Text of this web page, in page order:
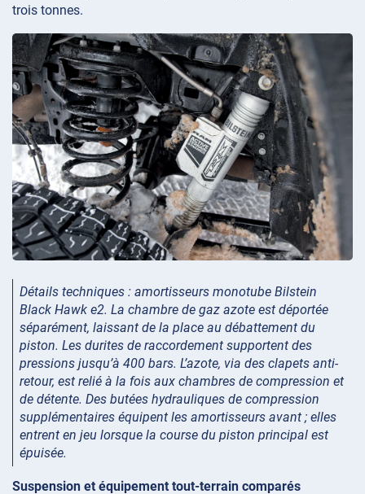
trois tonnes.
Détails techniques : amortisseurs monotube Bilstein
Black Hawk e2. La chambre de gaz azote est déportée
séparément, laissant de la place au débattement du
piston. Les durites de raccordement supportent des
pressions jusqu’à 400 bars. L’azote, via des clapets anti-
retour, est relié à la fois aux chambres de compression et
de détente. Des butées hydrauliques de compression
supplémentaires équipent les amortisseurs avant ; elles
entrent en jeu lorsque la course du piston principal est
épuisée.
Suspension et équipement tout-terrain comparés